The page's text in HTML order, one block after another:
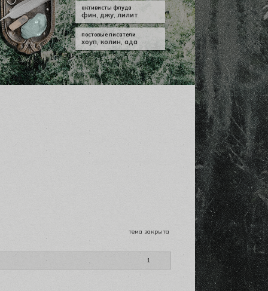
активисты флуда
фин, джу, лилит
постовые писатели
хоуп, колин, ада
тема закрыта
1